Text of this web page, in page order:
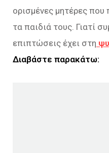
ορισμένες μητέρες
τα παιδιά τους. Γιατί
επιπτώσεις έχει στη
Διαβάστε παρακάτω: